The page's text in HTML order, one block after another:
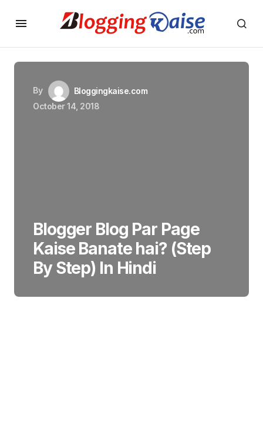
By
Bloggingkaise.com
October 14, 2018
Blogger Blog Par Page
Kaise Banate hai? (Step
By Step) In Hindi